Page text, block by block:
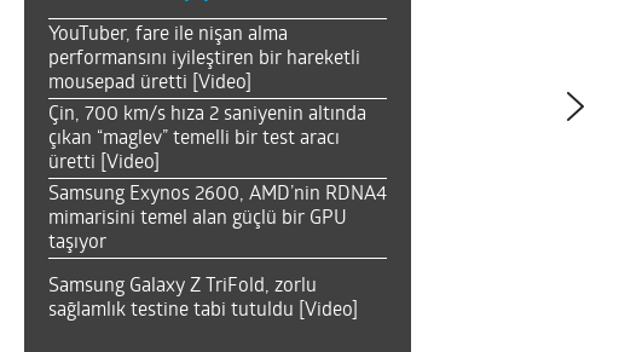
YouTuber, fare ile nişan alma
performansını iyileştiren bir hareketli
mousepad üretti [Video]
Çin, 700 km/s hıza 2 saniyenin altında
çıkan “maglev” temelli bir test aracı
üretti [Video]
Samsung Exynos 2600, AMD’nin RDNA4
mimarisini temel alan güçlü bir GPU
taşıyor
Samsung Galaxy Z TriFold, zorlu
sağlamlık testine tabi tutuldu [Video]